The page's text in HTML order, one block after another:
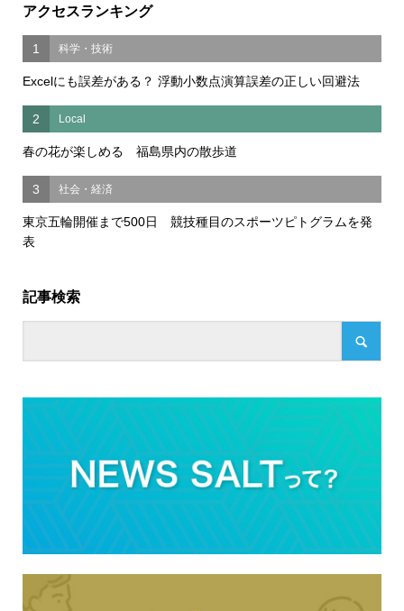
アクセスランキング
1 科学・技術
Excelにも誤差がある？ 浮動小数点演算誤差の正しい回避法
2 Local
春の花が楽しめる 福島県内の散歩道
3 社会・経済
東京五輪開催まで500日 競技種目のスポーツピトグラムを発
表
記事検索